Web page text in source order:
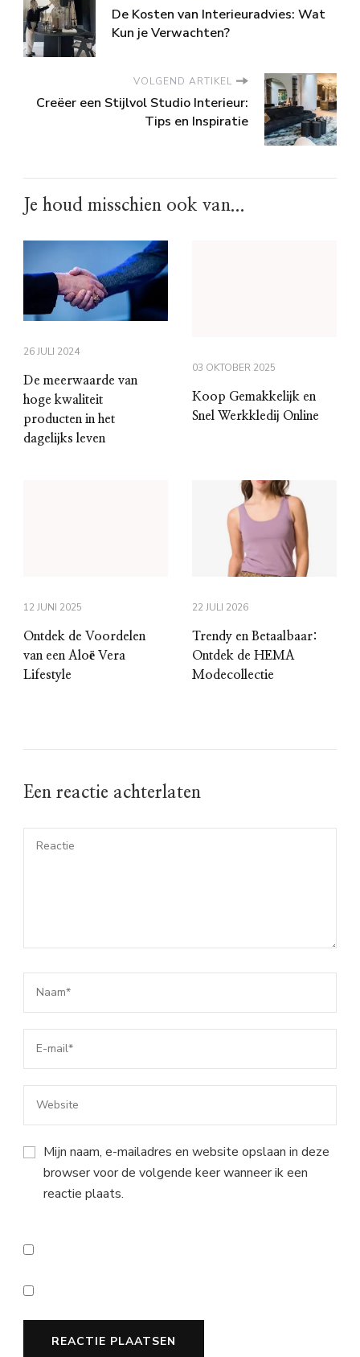
De Kosten van Interieuradvies: Wat
Kun je Verwachten?
VOLGEND ARTIKEL
Creëer een Stijlvol Studio Interieur:
Tips en Inspiratie
Je houd misschien ook van...
26 JULI 2024
De meerwaarde van
hoge kwaliteit
producten in het
dagelijks leven
03 OKTOBER 2025
Koop Gemakkelijk en
Snel Werkkledij Online
12 JUNI 2025
Ontdek de Voordelen
van een Aloë Vera
Lifestyle
22 JULI 2026
Trendy en Betaalbaar:
Ontdek de HEMA
Modecollectie
Een reactie achterlaten
Mijn naam, e-mailadres en website opslaan in deze
browser voor de volgende keer wanneer ik een
reactie plaats.